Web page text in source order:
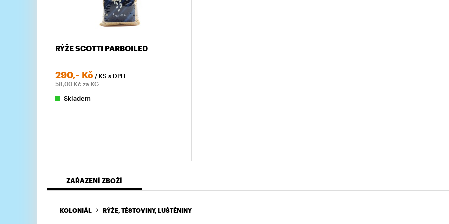
RÝŽE SCOTTI PARBOILED
290,- Kč / KS s DPH
58,00Kč za KG
Skladem
ZAŘAZENÍ ZBOŽÍ
KOLONIÁL RÝŽE, TĚSTOVINY, LUŠTĚNINY